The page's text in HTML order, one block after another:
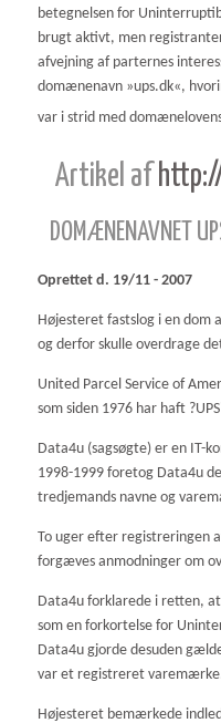
betegnelsen for
brugt aktivt, men
afvejning af parternes
domænenavn »ups.dk«,
var i strid med
Artikel af
DOMÆNENAVNET
Oprettet d. 19/11 - 2007
Højesteret fastslog i en dom
og derfor skulle overdrage
United Parcel Service of
som siden 1976 har haft
Data4u (sagsøgte) er en IT-
1998-1999 foretog Data4u
tredjemands navne og
To uger efter registreringen
forgæves anmodninger om
Data4u forklarede i retten,
som en forkortelse for
Data4u gjorde desuden
var et registreret
Højesteret bemærkede